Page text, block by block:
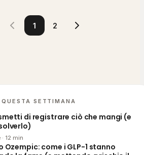
1 2
SETTIMANA
di registrare ciò che mangi (e
· 12 min
Ozempic: come i GLP-1 stanno